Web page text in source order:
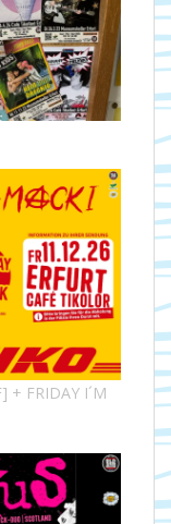
+ FRIDAY I´M